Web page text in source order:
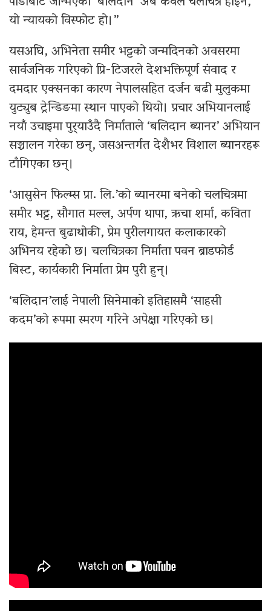
यो न्यायको विस्फोट हो।”
यसअघि, अभिनेता समीर भट्टको जन्मदिनको अवसरमा
सार्वजनिक गरिएको प्रि-टिजरले देशभक्तिपूर्ण संवाद र
दमदार एक्सनका कारण नेपालसहित दर्जन बढी मुलुकमा
युट्युब ट्रेन्डिङमा स्थान पाएको थियो। प्रचार अभियानलाई
नयाँ उचाइमा पुर्‍याउँदै निर्माताले ‘बलिदान ब्यानर’ अभियान
सञ्चालन गरेका छन्, जसअन्तर्गत देशैभर विशाल ब्यानरहरू
टाँगिएका छन्।
‘आसुसेन फिल्म्स प्रा. लि.’को ब्यानरमा बनेको चलचित्रमा
समीर भट्ट, सौगात मल्ल, अर्पण थापा, ऋचा शर्मा, कविता
राय, हेमन्त बुढाथोकी, प्रेम पुरीलगायत कलाकारको
अभिनय रहेको छ। चलचित्रका निर्माता पवन ब्राडफोर्ड
बिस्ट, कार्यकारी निर्माता प्रेम पुरी हुन्।
‘बलिदान’लाई नेपाली सिनेमाको इतिहासमै ‘साहसी
कदम’को रूपमा स्मरण गरिने अपेक्षा गरिएको छ।